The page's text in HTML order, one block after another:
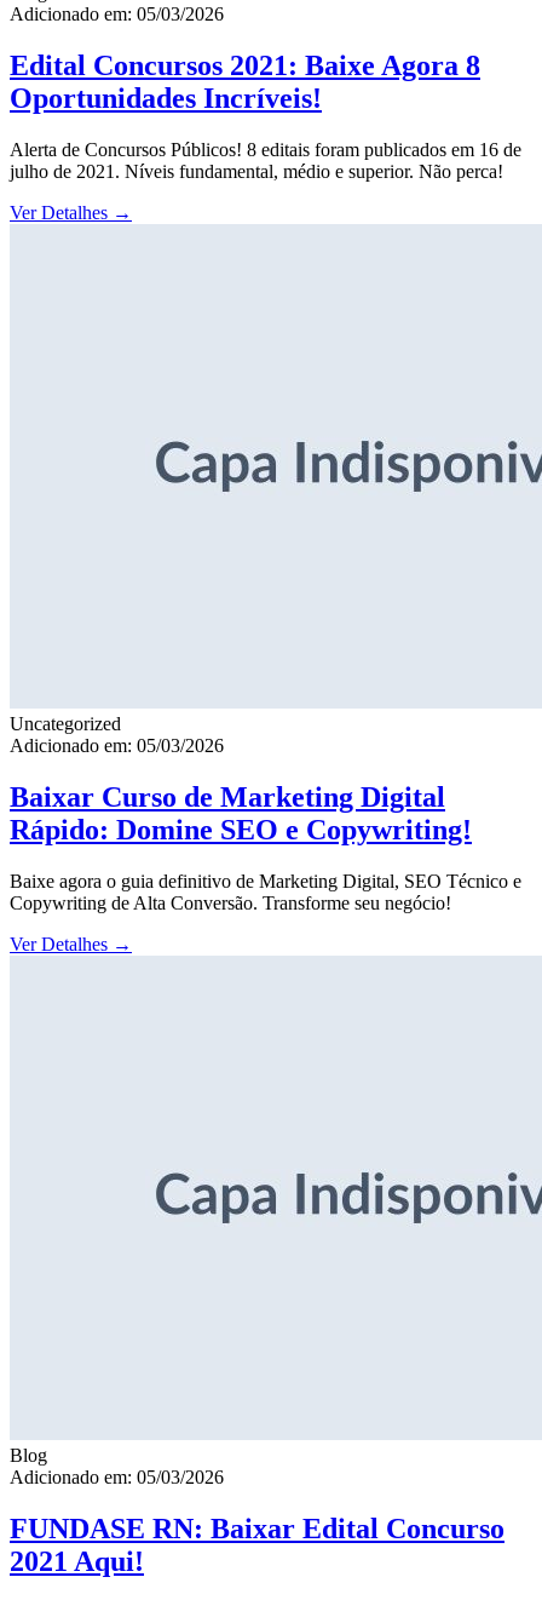
Adicionado em: 05/03/2026
Edital Concursos 2021: Baixe Agora 8
Oportunidades Incríveis!
Alerta de Concursos Públicos! 8 editais foram publicados em 16 de
julho de 2021. Níveis fundamental, médio e superior. Não perca!
Ver Detalhes →
Uncategorized
Adicionado em: 05/03/2026
Baixar Curso de Marketing Digital
Rápido: Domine SEO e Copywriting!
Baixe agora o guia definitivo de Marketing Digital, SEO Técnico e
Copywriting de Alta Conversão. Transforme seu negócio!
Ver Detalhes →
Blog
Adicionado em: 05/03/2026
FUNDASE RN: Baixar Edital Concurso
2021 Aqui!